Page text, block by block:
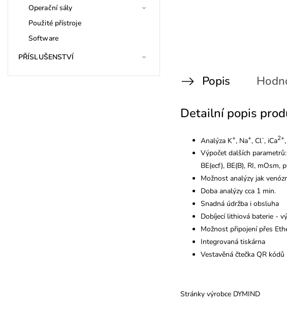
Operační sály
Použité přístroje
Software
PŘÍSLUŠENSTVÍ
Popis
Detailní popis
Analýza K+, Na+, Cl-, iCa2+
Výpočet dalších
BE(ecf), BE(B), RI, mOsm,
Možnost analýzy jak
Doba analýzy cca 1 min.
Snadná údržba i obsluha
Dobíjecí lithiová baterie -
Možnost připojení přes
Integrovaná tiskárna
Vestavěná čtečka QR kódů
Stránky výrobce DYMIND